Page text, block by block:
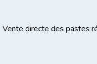
Vente directe des pastes